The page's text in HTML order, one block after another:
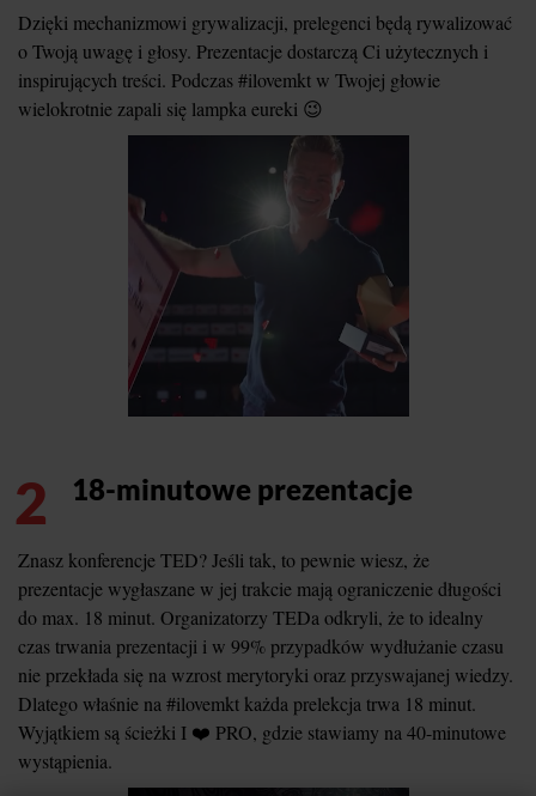
Dzięki mechanizmowi grywalizacji, prelegenci będą rywalizować
o Twoją uwagę i głosy. Prezentacje dostarczą Ci użytecznych i
inspirujących treści. Podczas #ilovemkt w Twojej głowie
wielokrotnie zapali się lampka eureki 😉
2 18-minutowe prezentacje
Znasz konferencje TED? Jeśli tak, to pewnie wiesz, że
prezentacje wygłaszane w jej trakcie mają ograniczenie długości
do max. 18 minut. Organizatorzy TEDa odkryli, że to idealny
czas trwania prezentacji i w 99% przypadków wydłużanie czasu
nie przekłada się na wzrost merytoryki oraz przyswajanej wiedzy.
Dlatego właśnie na #ilovemkt każda prelekcja trwa 18 minut.
Wyjątkiem są ścieżki I ❤️ PRO, gdzie stawiamy na 40-minutowe
wystąpienia.